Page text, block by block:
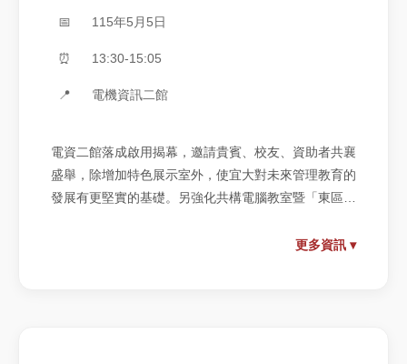
📅 115年5月5日
⏰ 13:30-15:05
📍 電機資訊二館
電資二館落成啟用揭幕，邀請貴賓、校友、資助者共襄
盛舉，除增加特色展示室外，使宜大對未來管理教育的
發展有更堅實的基礎。另強化共構電腦教室暨「東區算
更多資訊 ▾